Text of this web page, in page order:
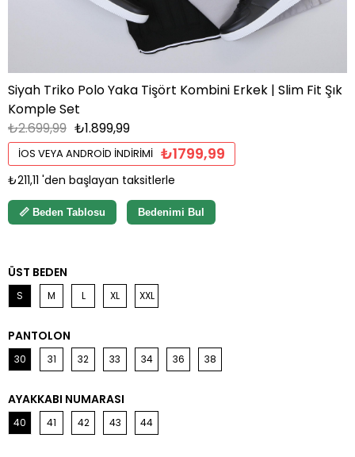
Siyah Triko Polo Yaka Tişört Kombini Erkek | Slim Fit Şık
Komple Set
₺2.699,99 ₺1.899,99
İOS VEYA ANDROID İNDIRIMI ₺1799,99
₺211,11 'den başlayan taksitlerle
📏 Beden Tablosu Bedenimi Bul
ÜST BEDEN
S M L XL XXL
PANTOLON
30 31 32 33 34 36 38
AYAKKABI NUMARASI
40 41 42 43 44